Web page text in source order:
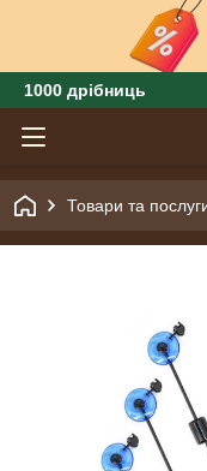
1000 дрібниць
Товари та